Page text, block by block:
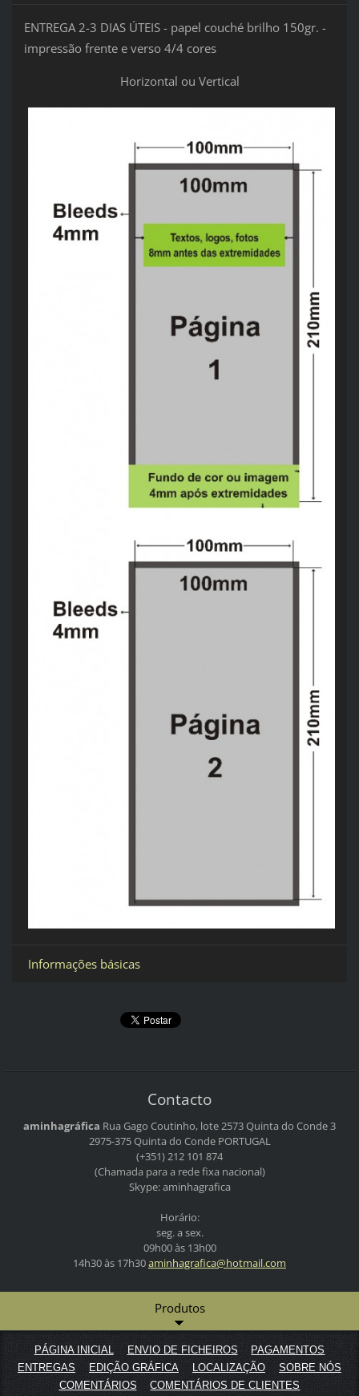
ENTREGA 2-3 DIAS ÚTEIS - papel couché brilho 150gr. -
impressão frente e verso 4/4 cores
Horizontal ou Vertical
Informações básicas
Contacto
aminhagráfica Rua Gago Coutinho, lote 2573Quinta do Conde 3
2975-375 Quinta do CondePORTUGAL
(+351) 212 101 874
(Chamada para a rede fixa nacional)
Skype: aminhagrafica
Horário:
seg. a sex.
09h00 às 13h00
14h30 às 17h30aminhagrafica@hotmail.com
Produtos
PÁGINA INICIAL ENVIO DE FICHEIROS
PAGAMENTOS
ENTREGAS
EDIÇÃO GRÁFICA LOCALIZAÇÃO
SOBRE NÓS
COMENTÁRIOS
COMENTÁRIOS DE CLIENTES